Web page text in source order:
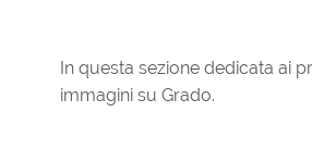
In questa sezione dedicata ai
immagini su Grado.